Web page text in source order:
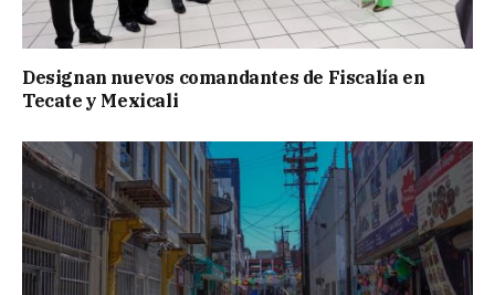
Designan nuevos comandantes de Fiscalía en
Tecate y Mexicali